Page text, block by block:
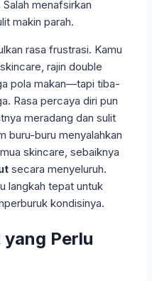
menafsirkan
makin parah.
rasa frustrasi. Kamu
rajin double
pola makan—tapi tiba-
Rasa percaya diri pun
meradang dan sulit
buru-buru menyalahkan
skincare, sebaiknya
secara menyeluruh.
langkah tepat untuk
kondisinya.
Perlu